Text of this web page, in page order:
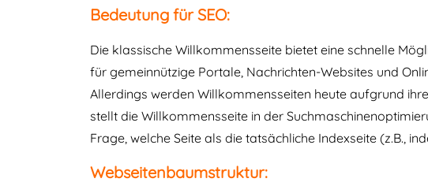
Bedeutung für SEO:
Die klassische Willkommensseite bietet eine schnelle
für gemeinnützige Portale, Nachrichten-Websites und
Allerdings werden Willkommensseiten heute aufgrund
stellt die Willkommensseite in der
Frage, welche Seite als die tatsächliche Indexseite (z.B.,
Webseitenbaumstruktur: